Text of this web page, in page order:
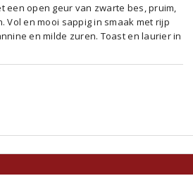
een open geur van zwarte bes, pruim,
Vol en mooi sappig in smaak met rijp
en milde zuren. Toast en laurier in